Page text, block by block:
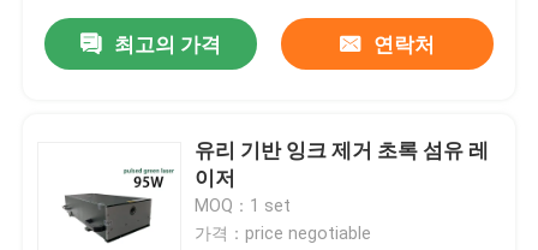
비디오
최고의 가격 연락처
유리 기반 잉크 제거 초록 섬유 레
이저
MOQ：1 set
가격：price negotiable